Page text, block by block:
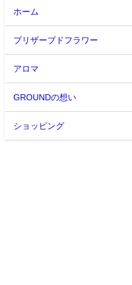
ホーム
プリザーブドフラワー
アロマ
GROUNDの想い
ショッピング